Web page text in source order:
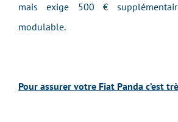
mais exige 500 €
modulable.
Pour assurer votre Fiat Panda c’est